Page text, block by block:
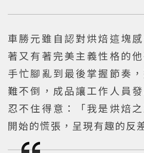
車勝元雖自認對烘焙這塊
著又有著完美主義性格的
手忙腳亂到最後掌握節奏
難不倒，成品讓工作人員
忍不住得意：「我是烘焙
開始的慌張，呈現有趣的反